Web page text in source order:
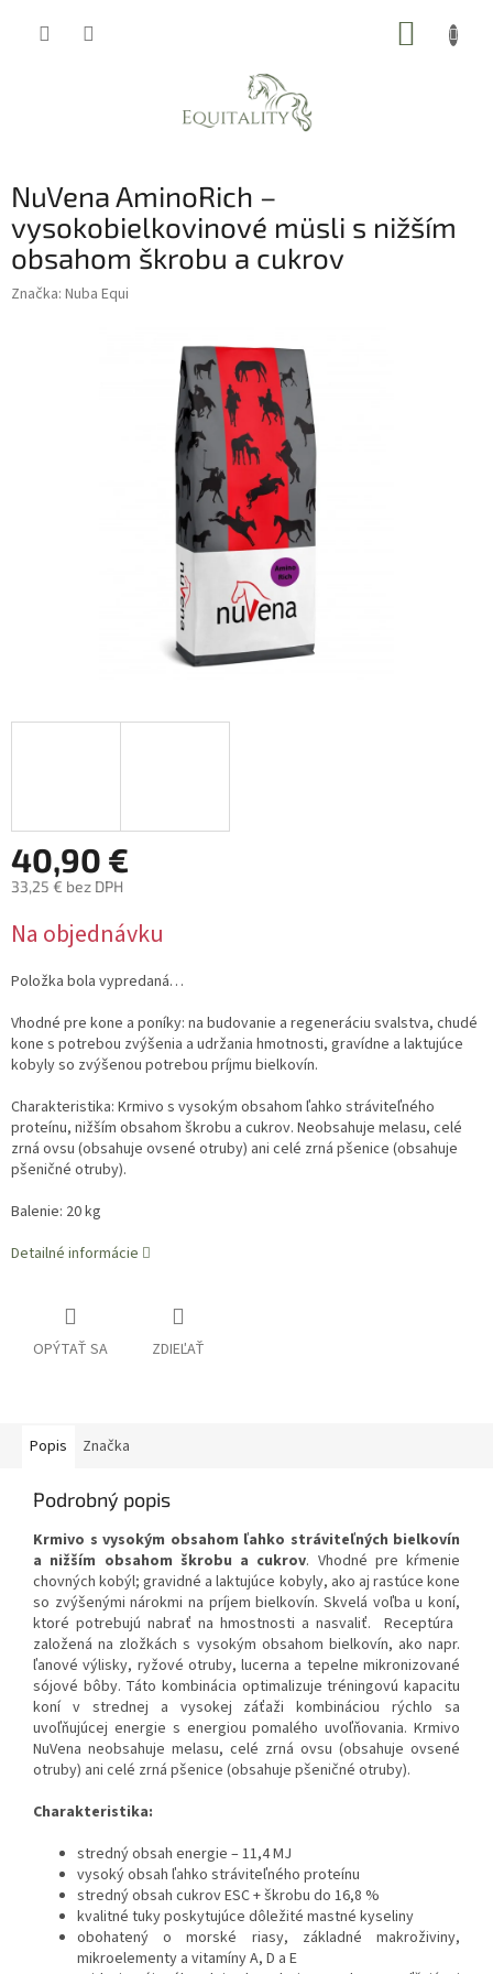
NuVena AminoRich –
vysokobielkovinové müsli s nižším
obsahom škrobu a cukrov
Značka: Nuba Equi
40,90 €
33,25 € bez DPH
cena:
Na objednávku
Položka bola vypredaná…
Vhodné pre kone a poníky: na budovanie a regeneráciu svalstva, chudé
kone s potrebou zvýšenia a udržania hmotnosti, gravídne a laktujúce
kobyly so zvýšenou potrebou príjmu bielkovín.
Charakteristika: Krmivo s vysokým obsahom ľahko stráviteľného
proteínu, nižším obsahom škrobu a cukrov. Neobsahuje melasu, celé
zrná ovsu (obsahuje ovsené otruby) ani celé zrná pšenice (obsahuje
pšeničné otruby).
Balenie: 20 kg
Detailné informácie
OPÝTAŤ SA ZDIEĽAŤ
Popis Značka
Podrobný popis
Krmivo s vysokým obsahom ľahko stráviteľných bielkovín
a nižším obsahom škrobu a cukrov. Vhodné pre kŕmenie
chovných kobýl; gravidné a laktujúce kobyly, ako aj rastúce kone
so zvýšenými nárokmi na príjem bielkovín. Skvelá voľba u koní,
ktoré potrebujú nabrať na hmostnosti a nasvaliť. Receptúra ​​
založená na zložkách s vysokým obsahom bielkovín, ako napr.
ľanové výlisky, ryžové otruby, lucerna a tepelne mikronizované
sójové bôby. Táto kombinácia optimalizuje tréningovú kapacitu
koní v strednej a vysokej záťaži kombináciou rýchlo sa
uvoľňujúcej energie s energiou pomalého uvoľňovania. Krmivo
NuVena neobsahuje melasu, celé zrná ovsu (obsahuje ovsené
otruby) ani celé zrná pšenice (obsahuje pšeničné otruby).
Charakteristika:
stredný obsah energie – 11,4 MJ
vysoký obsah ľahko stráviteľného proteínu
stredný obsah cukrov ESC + škrobu do 16,8 %
kvalitné tuky poskytujúce dôležité mastné kyseliny
obohatený o morské riasy, základné makroživiny,
mikroelementy a vitamíny A, D a E